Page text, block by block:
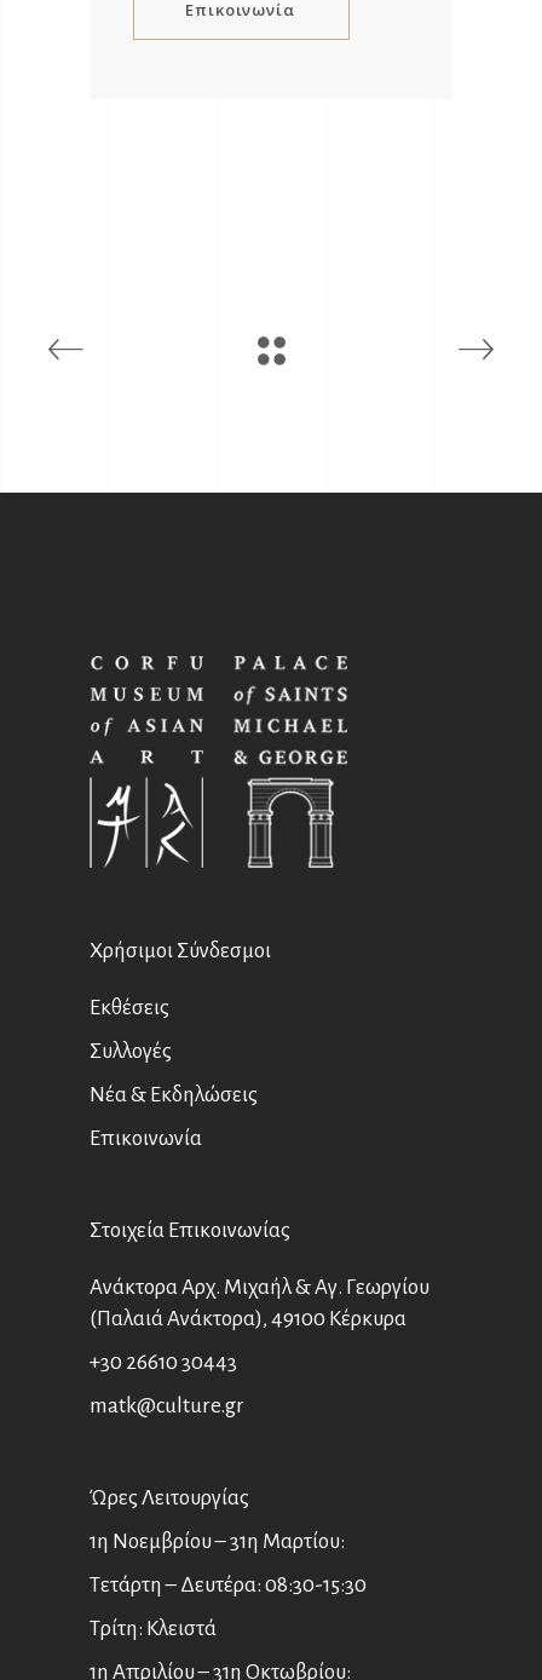
Επικοινωνία
Χρήσιμοι Σύνδεσμοι
Εκθέσεις
Συλλογές
Νέα & Εκδηλώσεις
Επικοινωνία
Στοιχεία Επικοινωνίας
Ανάκτορα Αρχ. Μιχαήλ & Αγ. Γεωργίου
(Παλαιά Ανάκτορα), 49100 Κέρκυρα
+30 26610 30443
matk@culture.gr
Ώρες Λειτουργίας
1η Νοεμβρίου – 31η Μαρτίου:
Τετάρτη – Δευτέρα: 08:30-15:30
Τρίτη: Κλειστά
1η Απριλίου – 31η Οκτωβρίου: